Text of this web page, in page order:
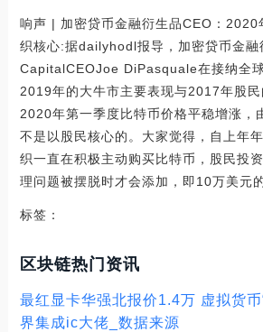
响声 | 加密贷币金融衍生品CEO：2020
织核心:据dailyhodl报导，加密贷币金
CapitalCEOJoe DiPasquale在接纳全球
2019年的大牛市主要表现与2017年股民
2020年第一季度比特币价格平稳增涨，
不是以股民核心的。大家觉得，自上年
织一直在积极主动购买比特币，股民投
理问题被摆脱时才会添加，即10万美元
标签：
区块链热门资讯
最红显卡华强北报价1.4万 虚拟货币
界集成ic大佬_数据来源